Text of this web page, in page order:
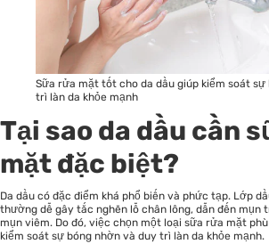
Sữa rửa mặt tốt cho da dầu giúp kiểm soát sự
trì làn da khỏe mạnh
Tại sao da dầu cần
mặt đặc biệt?
Da dầu có đặc điểm khá phổ biến và phức tạp. Lớp
thường dễ gây tắc nghẽn lỗ chân lông, dẫn đến mụn
mụn viêm. Do đó, việc chọn một loại sữa rửa mặt
kiểm soát sự bóng nhờn và duy trì làn da khỏe mạnh.